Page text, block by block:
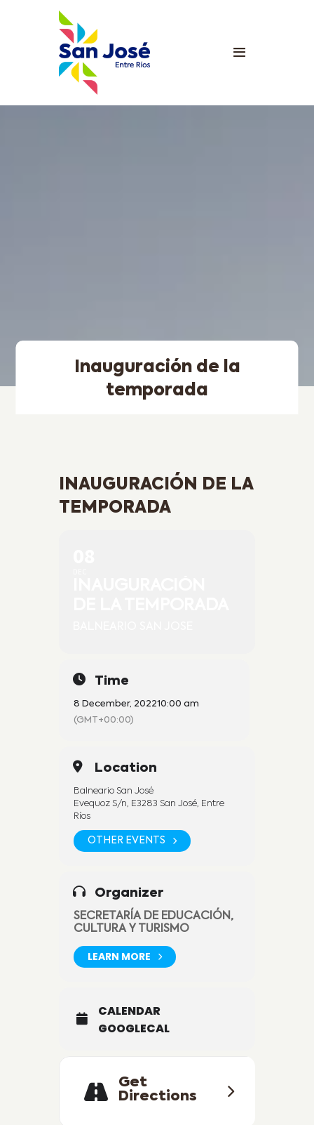
Inauguración de la
temporada
INAUGURACIÓN DE LA
TEMPORADA
Time
8 December, 202210:00 am
(GMT+00:00)
Location
Balneario San José
Evequoz S/n, E3283 San José, Entre
Ríos
OTHER EVENTS
Organizer
SECRETARÍA DE EDUCACIÓN,
CULTURA Y TURISMO
LEARN MORE
CALENDAR
GOOGLECAL
Get
Directions